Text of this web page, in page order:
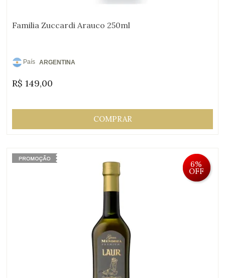
Familia Zuccardi Arauco 250ml
País
Origem:
ARGENTINA
R$ 149,00
COMPRAR
6%
OFF